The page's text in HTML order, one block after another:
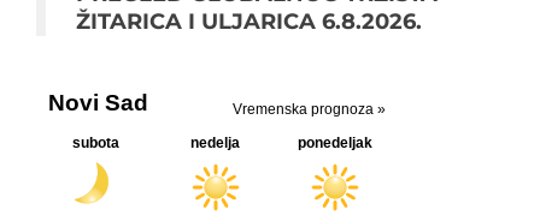
ŽITARICA I ULJARICA 6.8.2026.